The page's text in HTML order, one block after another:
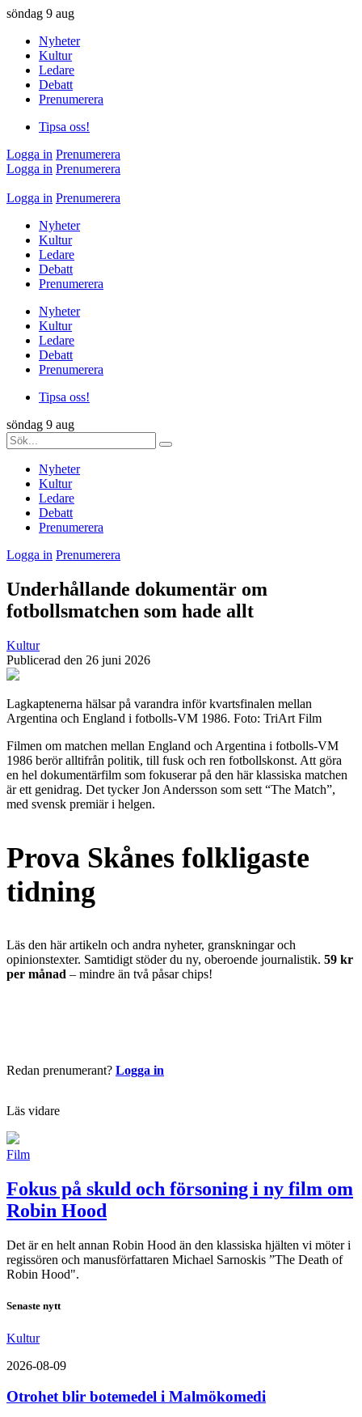
söndag 9 aug
Nyheter
Kultur
Ledare
Debatt
Prenumerera
Tipsa oss!
Logga in Prenumerera
Logga in Prenumerera
Logga in Prenumerera
Nyheter
Kultur
Ledare
Debatt
Prenumerera
Nyheter
Kultur
Ledare
Debatt
Prenumerera
Tipsa oss!
söndag 9 aug
Nyheter
Kultur
Ledare
Debatt
Prenumerera
Logga in Prenumerera
Underhållande dokumentär om
fotbollsmatchen som hade allt
Kultur
Publicerad den 26 juni 2026
Lagkaptenerna hälsar på varandra inför kvartsfinalen mellan
Argentina och England i fotbolls-VM 1986. Foto: TriArt Film
Filmen om matchen mellan England och Argentina i fotbolls-VM
1986 berör alltifrån politik, till fusk och ren fotbollskonst. Att göra
en hel dokumentärfilm som fokuserar på den här klassiska matchen
är ett genidrag. Det tycker Jon Andersson som sett “The Match”,
med svensk premiär i helgen.
Prova Skånes folkligaste
tidning
Läs den här artikeln och andra nyheter, granskningar och
opinionstexter. Samtidigt stöder du ny, oberoende journalistik. 59 kr
per månad – mindre än två påsar chips!
Redan prenumerant? Logga in
Läs vidare
Film
Fokus på skuld och försoning i ny film om
Robin Hood
Det är en helt annan Robin Hood än den klassiska hjälten vi möter i
regissören och manusförfattaren Michael Sarnoskis ”The Death of
Robin Hood".
Senaste nytt
Kultur
2026-08-09
Otrohet blir botemedel i Malmökomedi